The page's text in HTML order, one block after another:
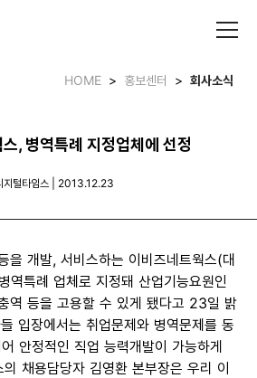
HOME > 홍보센터 > 회사소식
, 병역특례 지정업체에 선정
지털타임스 | 2013.12.23
을 개발, 서비스하는 이비즈네트웍스(대
특례 업체로 지정돼 산업기능요원인
역 등을 고용할 수 있게 됐다고 23일 밝
입장에서는 취업문제와 병역문제를 동
안정적인 직업 능력개발이 가능하게
채용담당자 김영환 본부장은 우리 이